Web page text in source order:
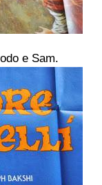
e Sam.